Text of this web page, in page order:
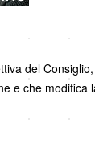
del
e che modifica